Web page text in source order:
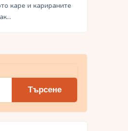
каре и карираните
Търсене